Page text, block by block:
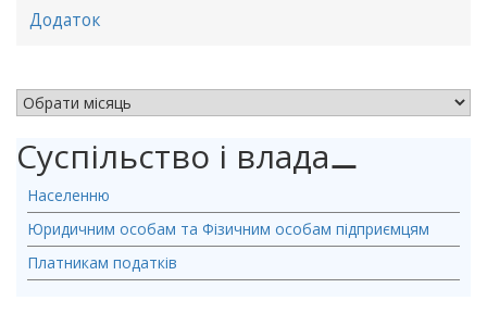
Додаток
Суспільство і влада⚊
Населенню
Юридичним особам та Фізичним особам підприємцям
Платникам податків